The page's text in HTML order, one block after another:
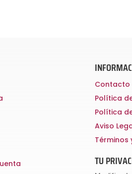
Contacto
Política
Política
Aviso
Términos
TU